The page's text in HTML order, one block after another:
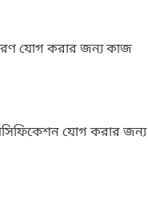
যোগ করার জন্য কাজ
যোগ করার জন্য